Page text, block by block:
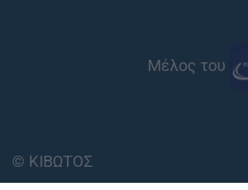
Μέλος του
© ΚΙΒΩΤΟΣ